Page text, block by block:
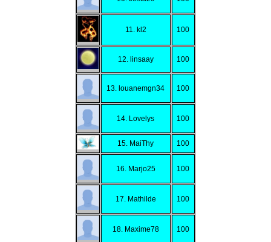
11. kl2 100
12. linsaay 100
13. louanemgn34 100
14. Lovelys 100
15. MaiThy 100
16. Marjo25 100
17. Mathilde 100
18. Maxime78 100